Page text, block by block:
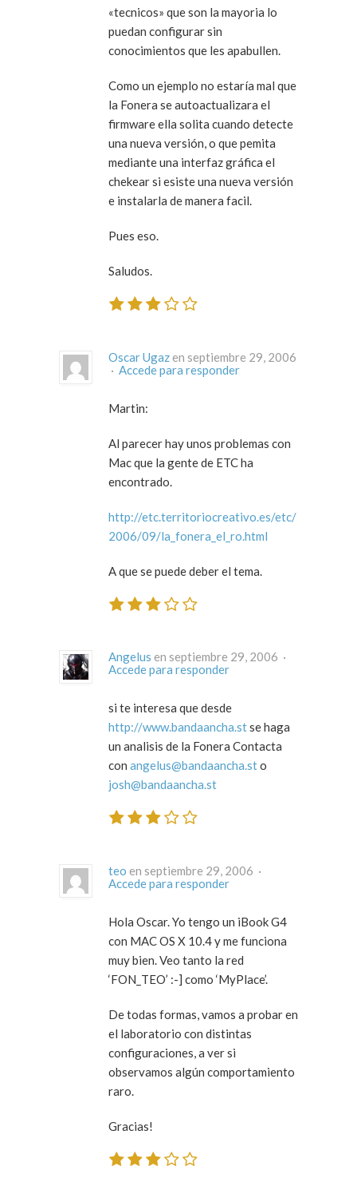
«tecnicos» que son la mayoria lo
puedan configurar sin
conocimientos que les apabullen.
Como un ejemplo no estaría mal que
la Fonera se autoactualizara el
firmware ella solita cuando detecte
una nueva versión, o que pemita
mediante una interfaz gráfica el
chekear si esiste una nueva versión
e instalarla de manera facil.
Pues eso.
Saludos.
Oscar Ugaz en septiembre 29, 2006
· Accede para responder
Martin:
Al parecer hay unos problemas con
Mac que la gente de ETC ha
encontrado.
http://etc.territoriocreativo.es/etc/
2006/09/la_fonera_el_ro.html
A que se puede deber el tema.
Angelus
en septiembre 29, 2006 ·
Accede para responder
si te interesa que desde
http://www.bandaancha.stse haga
un analisis de la Fonera Contacta
con angelus@bandaancha.sto
josh@bandaancha.st
teo
en septiembre 29, 2006 ·
Accede para responder
Hola Oscar. Yo tengo un iBook G4
con MAC OS X 10.4 y me funciona
muy bien. Veo tanto la red
‘FON_TEO’ :-] como ‘MyPlace’.
De todas formas, vamos a probar en
el laboratorio con distintas
configuraciones, a ver si
observamos algún comportamiento
raro.
Gracias!